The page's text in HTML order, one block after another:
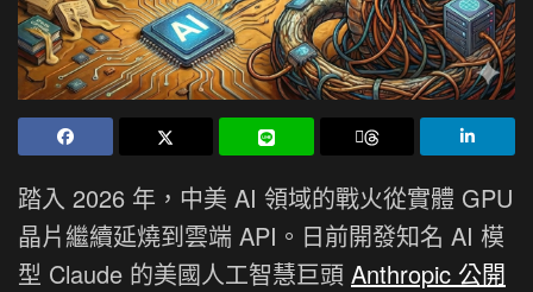
踏入 2026 年，中美 AI 領域的戰火從實體 GPU
晶片繼續延燒到雲端 API。日前開發知名 AI 模
型 Claude 的美國人工智慧巨頭 Anthropic 公開